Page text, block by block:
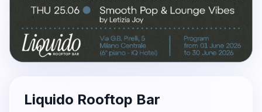
Liquido Rooftop Bar